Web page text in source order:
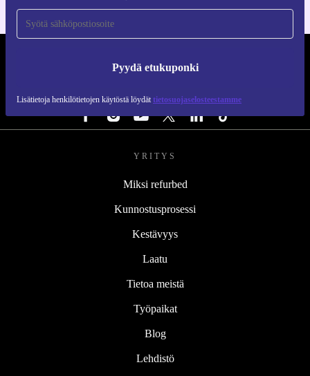
Pyydä etukuponki
Lisätietoja henkilötietojen käytöstä löydät tietosuojaselosteestamme
YRITYS
Miksi refurbed
Kunnostusprosessi
Kestävyys
Laatu
Tietoa meistä
Työpaikat
Blog
Lehdistö